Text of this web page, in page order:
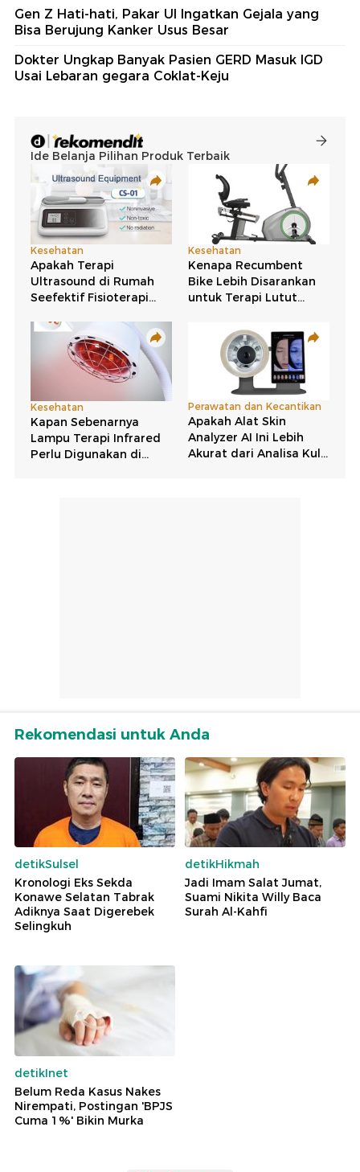
Gen Z Hati-hati, Pakar UI Ingatkan Gejala yang
Bisa Berujung Kanker Usus Besar
Dokter Ungkap Banyak Pasien GERD Masuk IGD
Usai Lebaran gegara Coklat-Keju
Rekomendasi untuk Anda
detikSulsel
Kronologi Eks Sekda
Konawe Selatan Tabrak
Adiknya Saat Digerebek
Selingkuh
detikHikmah
Jadi Imam Salat Jumat,
Suami Nikita Willy Baca
Surah Al-Kahfi
detikInet
Belum Reda Kasus Nakes
Nirempati, Postingan 'BPJS
Cuma 1%' Bikin Murka